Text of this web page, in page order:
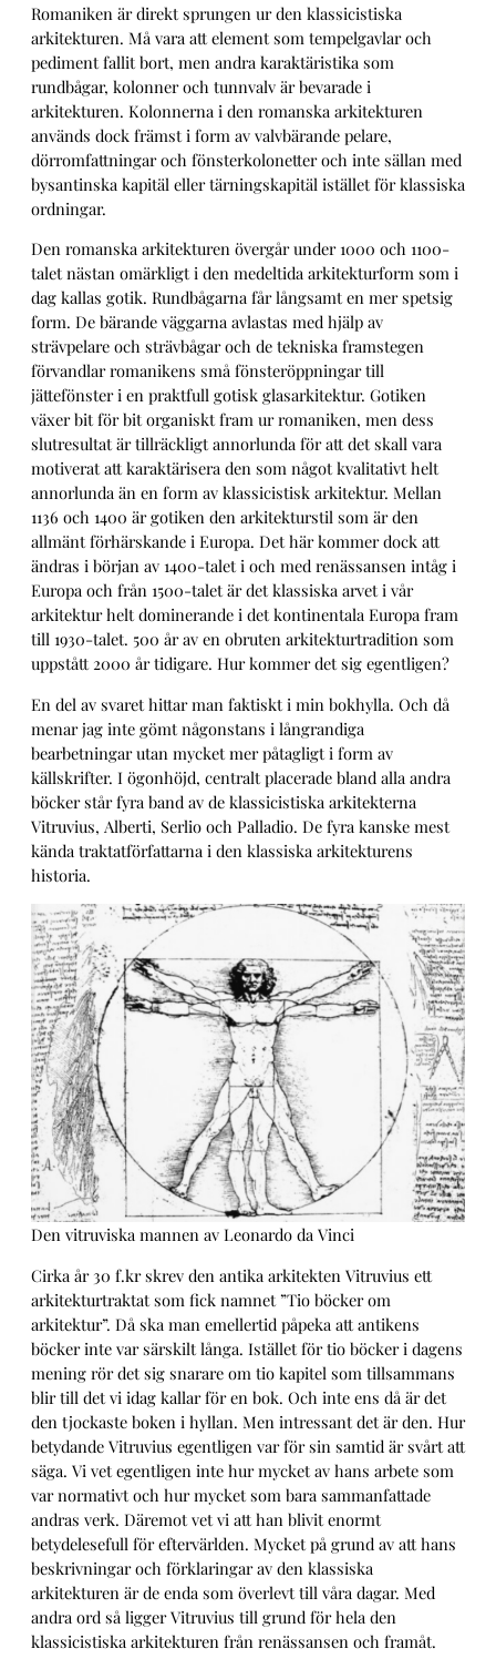
Romaniken är direkt sprungen ur den klassicistiska
arkitekturen. Må vara att element som tempelgavlar och
pediment fallit bort, men andra karaktäristika som
rundbågar, kolonner och tunnvalv är bevarade i
arkitekturen. Kolonnerna i den romanska arkitekturen
används dock främst i form av valvbärande pelare,
dörromfattningar och fönsterkolonetter och inte sällan med
bysantinska kapitäl eller tärningskapitäl istället för klassiska
ordningar.
Den romanska arkitekturen övergår under 1000 och 1100-
talet nästan omärkligt i den medeltida arkitekturform som i
dag kallas gotik. Rundbågarna får långsamt en mer spetsig
form. De bärande väggarna avlastas med hjälp av
strävpelare och strävbågar och de tekniska framstegen
förvandlar romanikens små fönsteröppningar till
jättefönster i en praktfull gotisk glasarkitektur. Gotiken
växer bit för bit organiskt fram ur romaniken, men dess
slutresultat är tillräckligt annorlunda för att det skall vara
motiverat att karaktärisera den som något kvalitativt helt
annorlunda än en form av klassicistisk arkitektur. Mellan
1136 och 1400 är gotiken den arkitekturstil som är den
allmänt förhärskande i Europa. Det här kommer dock att
ändras i början av 1400-talet i och med renässansen intåg i
Europa och från 1500-talet är det klassiska arvet i vår
arkitektur helt dominerande i det kontinentala Europa fram
till 1930-talet. 500 år av en obruten arkitekturtradition som
uppstått 2000 år tidigare. Hur kommer det sig egentligen?
En del av svaret hittar man faktiskt i min bokhylla. Och då
menar jag inte gömt någonstans i långrandiga
bearbetningar utan mycket mer påtagligt i form av
källskrifter. I ögonhöjd, centralt placerade bland alla andra
böcker står fyra band av de klassicistiska arkitekterna
Vitruvius, Alberti, Serlio och Palladio. De fyra kanske mest
kända traktatförfattarna i den klassiska arkitekturens
historia.
Den vitruviska mannen av Leonardo da Vinci
Cirka år 30 f.kr skrev den antika arkitekten Vitruvius ett
arkitekturtraktat som fick namnet ”Tio böcker om
arkitektur”. Då ska man emellertid påpeka att antikens
böcker inte var särskilt långa. Istället för tio böcker i dagens
mening rör det sig snarare om tio kapitel som tillsammans
blir till det vi idag kallar för en bok. Och inte ens då är det
den tjockaste boken i hyllan. Men intressant det är den. Hur
betydande Vitruvius egentligen var för sin samtid är svårt att
säga. Vi vet egentligen inte hur mycket av hans arbete som
var normativt och hur mycket som bara sammanfattade
andras verk. Däremot vet vi att han blivit enormt
betydelesefull för eftervärlden. Mycket på grund av att hans
beskrivningar och förklaringar av den klassiska
arkitekturen är de enda som överlevt till våra dagar. Med
andra ord så ligger Vitruvius till grund för hela den
klassicistiska arkitekturen från renässansen och framåt.